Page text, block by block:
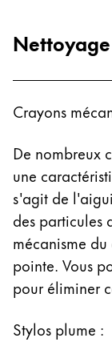
Nettoyage
Crayons
De nombreux
une
s'agit de
des particules
mécanisme
pointe. Vous
pour éliminer
Stylos plume :